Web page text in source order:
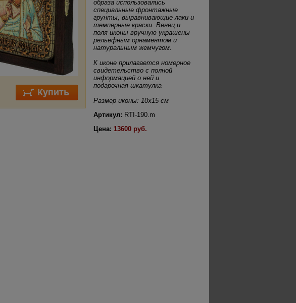
образа использовались
специальные фронтажные
грунты, выравнивающие лаки и
темперные краски. Венец и
поля иконы вручную украшены
рельефным орнаментом и
натуральным жемчугом.
К иконе прилагается номерное
свидетельство с полной
информацией о ней и
подарочная шкатулка
Размер иконы: 10х15 см
Артикул: RTI-190.m
Цена: 13600 руб.